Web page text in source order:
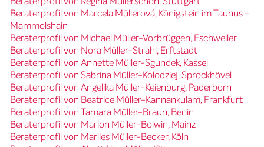
Beraterprofil von Marcela Müllerová, Königstein im Taunus -
Mammolshain
Beraterprofil von Michael Müller-Vorbrüggen, Eschweiler
Beraterprofil von Nora Müller-Strahl, Erftstadt
Beraterprofil von Annette Müller-Sgundek, Kassel
Beraterprofil von Sabrina Müller-Kolodziej, Sprockhövel
Beraterprofil von Angelika Müller-Keienburg, Paderborn
Beraterprofil von Beatrice Müller-Kannankulam, Frankfurt
Beraterprofil von Tamara Müller-Braun, Berlin
Beraterprofil von Marion Müller-Bolwin, Mainz
Beraterprofil von Marlies Müller-Becker, Köln